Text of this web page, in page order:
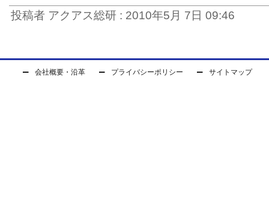
投稿者 アクアス総研 : 2010年5月 7日 09:46
会社概要・沿革 プライバシーポリシー サイトマップ